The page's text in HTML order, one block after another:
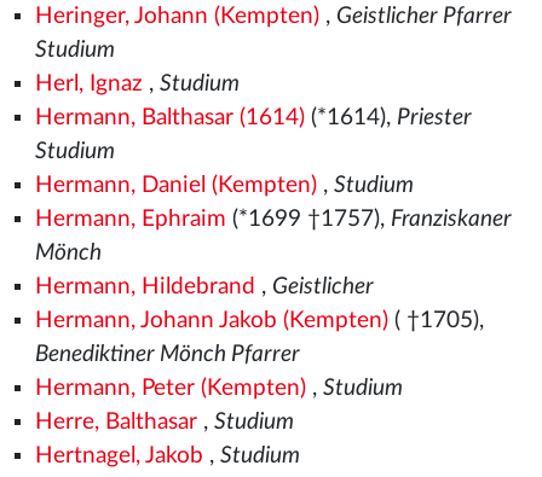
Heringer, Johann (Kempten), Geistlicher Pfarrer
Studium
Herl, Ignaz , Studium
Hermann, Balthasar (1614)(*1614), Priester
Studium
Hermann, Daniel (Kempten), Studium
Hermann, Ephraim (*1699 †1757), Franziskaner
Mönch
Hermann, Hildebrand , Geistlicher
Hermann, Johann Jakob (Kempten)( †1705),
Benediktiner Mönch Pfarrer
Hermann, Peter (Kempten), Studium
Herre, Balthasar, Studium
Hertnagel, Jakob , Studium